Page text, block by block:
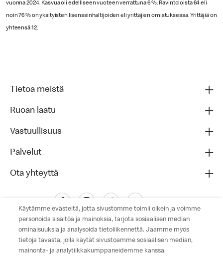
vuonna 2024. Kasvua oli edelliseen vuoteen verrattuna 6 %. Ravintoloista 64 eli
noin 76 % on yksityisten lisenssinhaltijoiden eli yrittäjien omistuksessa. Yrittäjiä on
yhteensä 12.
Tietoa meistä
Ruoan laatu
Vastuullisuus
Palvelut
Ota yhteyttä
Käytämme evästeitä, jotta sivustomme toimii oikein ja voimme
personoida sisältöä ja mainoksia, tarjota sosiaalisen median
ominaisuuksia ja analysoida tietoliikennettä. Jaamme myös
tietoja tavasta, jolla käytät sivustoamme sosiaalisen median,
mainonta- ja analytiikkakumppaneidemme kanssa.